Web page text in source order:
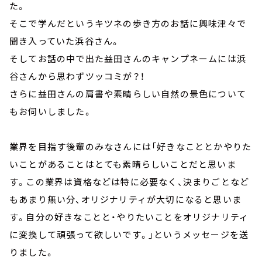
た。
そこで学んだというキツネの歩き方のお話に興味津々で
聞き入っていた浜谷さん。
そしてお話の中で出た益田さんのキャンプネームには浜
谷さんから思わずツッコミが？！
さらに益田さんの肩書や素晴らしい自然の景色について
もお伺いしました。
業界を目指す後輩のみなさんには「好きなこととかやりた
いことがあることはとても素晴らしいことだと思いま
す。この業界は資格などは特に必要なく、決まりごとなど
もあまり無い分、オリジナリティが大切になると思いま
す。自分の好きなことと・やりたいことをオリジナリティ
に変換して頑張って欲しいです。」というメッセージを送
りました。